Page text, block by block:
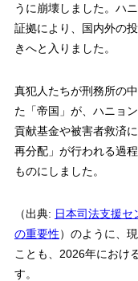
うに崩壊しました。ハ
証拠により、国内外の
きへと入りました。
真犯人たちが刑務所の
た「帝国」が、ハニョ
貢献基金や被害者救済
再分配」が行われる過
ものにしました。
（出典: 日本司法支援セ
の重要性）のように、
ことも、2026年におけ
す。